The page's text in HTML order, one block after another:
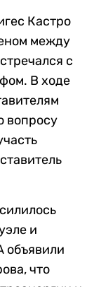
Кастро
между
с
В ходе
вопросу
и
объявили
что